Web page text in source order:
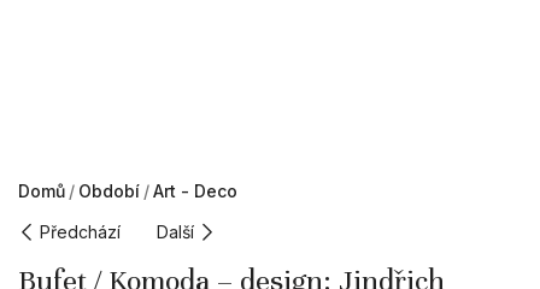
Domů Období
Art - Deco
Předchází
Další
Bufet / Komoda – design: Jindřich